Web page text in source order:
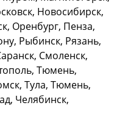
Новосибирск,
Оренбург, Пенза,
Рыбинск, Рязань,
Смоленск,
Тюмень,
Тула, Тюмень,
Челябинск,